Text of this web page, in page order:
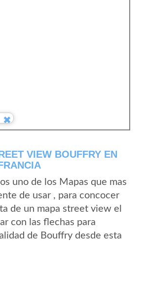
VIEW BOUFFRY EN
uno de los Mapas que mas
de usar , para concocer
de un mapa street view el
con las flechas para
de Bouffry desde esta